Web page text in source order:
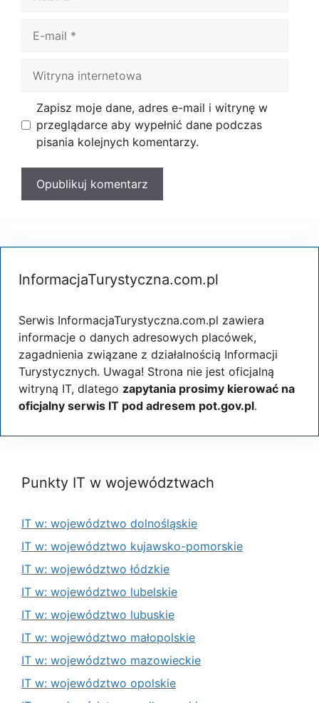
mail
internetowa
Zapisz moje dane, adres e-mail i witrynę w
przeglądarce aby wypełnić dane podczas
pisania kolejnych komentarzy.
InformacjaTurystyczna.com.pl
Serwis InformacjaTurystyczna.com.pl zawiera
informacje o danych adresowych placówek,
zagadnienia związane z działalnością Informacji
Turystycznych. Uwaga! Strona nie jest oficjalną
witryną IT, dlatego zapytania prosimy kierować na
oficjalny serwis IT pod adresem pot.gov.pl.
Punkty IT w województwach
IT w: województwo dolnośląskie
IT w: województwo kujawsko-pomorskie
IT w: województwo łódzkie
IT w: województwo lubelskie
IT w: województwo lubuskie
IT w: województwo małopolskie
IT w: województwo mazowieckie
IT w: województwo opolskie